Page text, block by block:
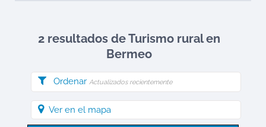
2 resultados de Turismo rural en
Bermeo
Ordenar Actualizados recientemente
Ver en el mapa